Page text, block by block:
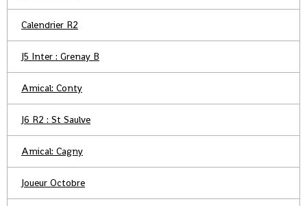
Calendrier R2
J5 Inter : Grenay B
Amical: Conty
J6 R2 : St Saulve
Amical: Cagny
Joueur Octobre